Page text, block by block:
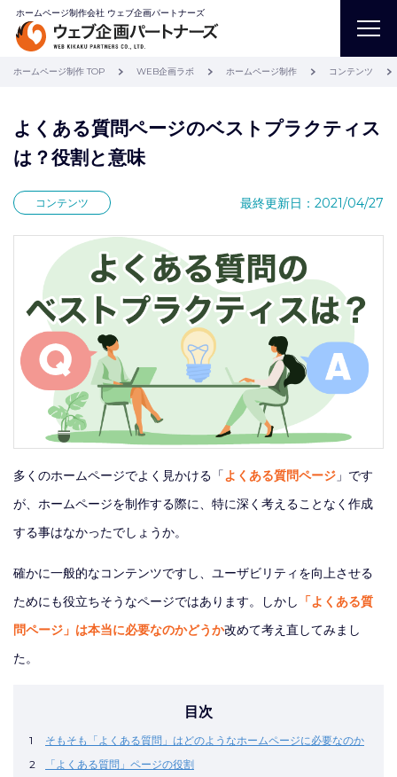
ホームページ制作会社 ウェブ企画パートナーズ
ホームページ制作 TOP WEB企画ラボ ホームページ制作 コンテンツ
よくある質問ページのベストプラクティス
は？役割と意味
コンテンツ 最終更新日：2021/04/27
多くのホームページでよく見かける「よくある質問ページ 」です
が、ホームページを制作する際に、特に深く考えることなく作成
する事はなかったでしょうか。
確かに一般的なコンテンツですし、ユーザビリティを向上させる
ためにも役立ちそうなページではあります。しかし 「よくある質
問ページ」は本当に必要なのかどうか改めて考え直してみまし
た。
目次
1
そもそも「よくある質問」はどのようなホームページに必要なのか
2
「よくある質問」ページの役割